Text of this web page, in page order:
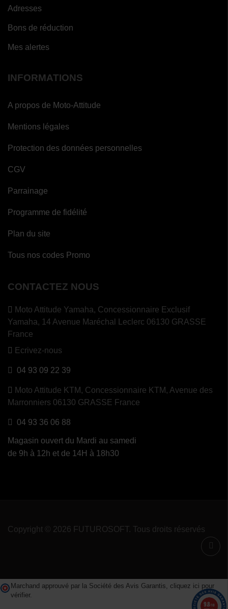
Adresses
Bons de réduction
Mes alertes
INFORMATIONS
A propos de Moto-Attitude
Mentions légales
Protection des données personnelles
CGV
Parrainage
Programme de fidélité
Plan du site
Tous nos codes Promo
CONTACTEZ NOUS
Moto Attitude Yamaha, Concessionnaire Exclusif
Yamaha, 14 Avenue Maréchal Leclerc 06130 GRASSE
France
Ecrivez-nous
04 93 09 22 39
Moto Attitude KTM, Concessionnaire KTM, Avenue des
Marronniers 06130 GRASSE France
04 93 36 06 88
Magasin ouvert du Mardi au samedi
de 9h à 12h et de 14H à 18h30
Copyright © 2026 FUTUROSOFT. Tous droits réservés
Marchand approuvé par la Société des Avis Garantis, cliquez ici pour
vérifier.
9.8/10